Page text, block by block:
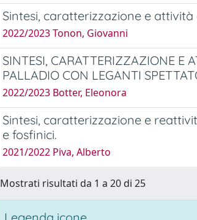
Sintesi, caratterizzazione e
2022/2023 Tonon, Giovanni
SINTESI, CARATTERIZZAZIONE E
PALLADIO CON LEGANTI
2022/2023 Botter, Eleonora
Sintesi, caratterizzazione e
e fosfinici.
2021/2022 Piva, Alberto
Mostrati risultati da 1 a 20 di 25